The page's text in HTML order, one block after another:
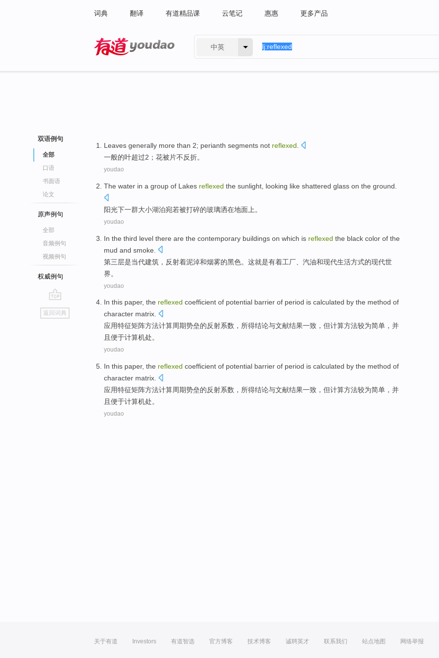
词典 翻译 有道精品课 云笔记 惠惠 更多产品
中英
双语例句
全部
口语
书面语
论文
原声例句
全部
音频例句
视频例句
权威例句
go
top
返回词典
Leaves generally more than 2; perianth segments not reflexed
一般的叶超过2 ； 花被片不反折。
youdao
The water in a group of Lakes reflexed the sunlight , looking like shattered glass on the ground
阳光下一群大小湖泊宛若被打碎的玻璃洒在地面 上。
youdao
In the third level there are the contemporary buildings on which is reflexed the black color of the
mud and smoke
第三层是当代建筑 ， 反射着泥淖和烟雾的黑色。 这就是有着工厂、汽油和现代生活方式的现代世
界。
youdao
In this paper, the reflexed coefficient of potential barrier of period is calculated by the method of
character matrix.
应用特征矩阵方法计算周期势垒的反射系数 ，所得结论与文献结果一致，但计算方法较为简单，并
且便于计算机处。
youdao
In this paper, the reflexed coefficient of potential barrier of period is calculated by the method of
character matrix
应用特征矩阵方法计算周期势垒的反射系数 ，所得结论与文献结果一致，但计算方法较为简单，并
且便于计算机处。
youdao
关于有道 Investors 有道智选 官方博客 技术博客 诚聘英才 联系我们 站点地图 网络举报